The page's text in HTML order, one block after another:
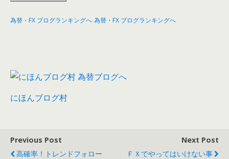
為替・FX ブログランキングへ 為替・FX ブログランキングへ
にほんブログ村
Previous Post
高確率！トレンドフォロー
Next Post
ＦＸでやってはいけない事